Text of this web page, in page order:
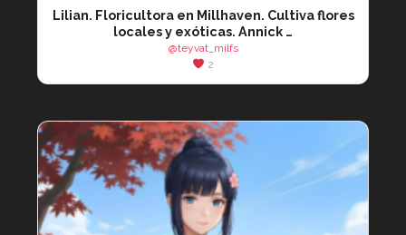
Lilian. Floricultora en Millhaven. Cultiva flores
locales y exóticas. Annick …
@teyvat_milfs
2